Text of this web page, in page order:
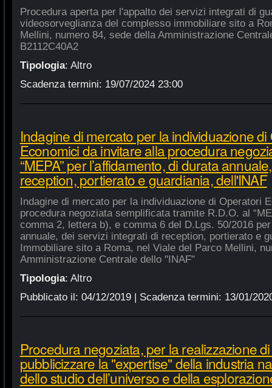
Procedura aperta per l'appalto dei servizi integrati di
videosorveglianza del complesso immobiliare sito a
Mellini, numero 84, sede della Amministrazione
B2112C40A2
Tipologia: Altro
Scadenza termini: 19/07/2024 23:00
Indagine di mercato per la individuazione
Economici da invitare alla procedura
“MEPA” per l’affidamento, di durata
reception, portierato e guardiania, dell'INAF
Indagine di mercato per la individuazione di Operatori
procedura negoziata semplificata tramite R.D.O. al
comma 2, lettera b), e comma 6 del D.Lgs. 50/2016
annuale, dei servizi integrati di reception, portierato e
Immobiliare sito a Roma, nel Viale del Parco Mellini,
Amministrazione Centrale dello "INAF"
Tipologia: Altro
Pubblicato il: 04/12/2019| Scadenza termini: 13/01/
Procedura negoziata, per la realizzazione
pubblicizzare la "expertise" della industria
dello studio dell’universo e della